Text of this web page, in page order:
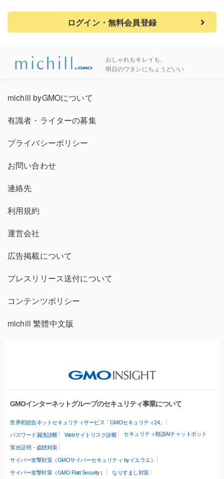
ログイン・無料会員登録
おしゃれもキレイも、
明日のワタシにちょうどいい
michill byGMOについて
有識者・ライターの募集
プライバシーポリシー
お問い合わせ
連絡先
利用規約
運営会社
広告掲載について
プレスリリース送付について
コンテンツポリシー
michill 繁體中文版
GMOインターネットグループのセキュリティ事業について
世界初総合ネットセキュリティサービス「GMOセキュリティ24」
パスワード漏洩診断 Webサイトリスク診断 セキュリティ相談AIチャットボット
実在証明・盗聴対策
サイバー攻撃対策（GMOサイバーセキュリティ byイエラエ）
サイバー攻撃対策（GMO Flatt Security） なりすまし対策